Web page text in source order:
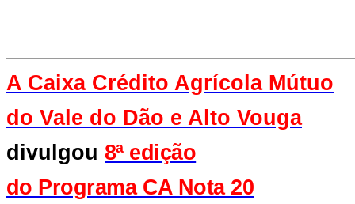
A Caixa Crédito Agrícola Mútuo
do Vale do Dão e Alto Vouga
divulgou 8ª edição
do Programa CA Nota 20